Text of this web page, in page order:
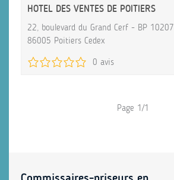
HOTEL DES VENTES DE POITIERS
22, boulevard du Grand Cerf - BP 10207
86005 Poitiers Cedex
0 avis
Page 1/1